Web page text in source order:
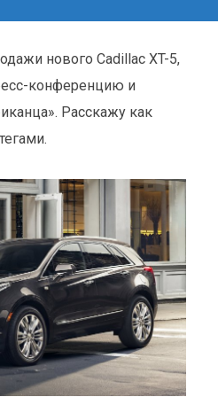
нового Cadillac XT-5,
конференцию и
Расскажу как